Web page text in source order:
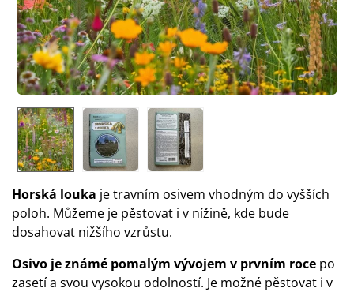
Horská louka je travním osivem vhodným do vyšších
poloh. Můžeme je pěstovat i v nížině, kde bude
dosahovat nižšího vzrůstu.
Osivo je známé pomalým vývojem v prvním roce po
zasetí a svou vysokou odolností. Je možné pěstovat i v